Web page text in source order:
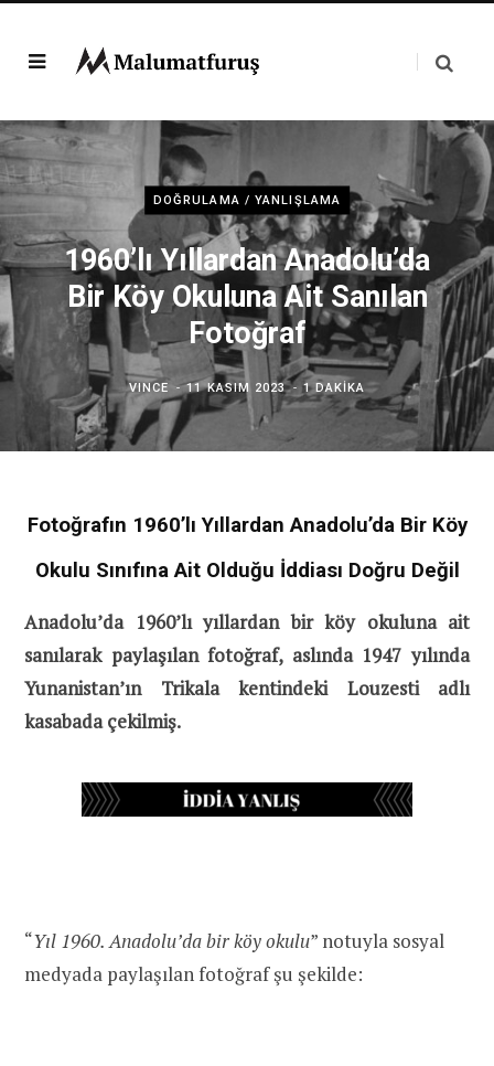
DOĞRULAMA / YANLIŞLAMA
1960’lı Yıllardan Anadolu’da
Bir Köy Okuluna Ait Sanılan
Fotoğraf
VINCE 11 KASIM 2023 1 DAKIKA
Fotoğrafın 1960’lı Yıllardan Anadolu’da Bir Köy
Okulu Sınıfına Ait Olduğu İddiası Doğru Değil
Anadolu’da 1960’lı yıllardan bir köy okuluna ait
sanılarak paylaşılan fotoğraf, aslında 1947 yılında
Yunanistan’ın Trikala kentindeki Louzesti adlı
kasabada çekilmiş.
“Yıl 1960. Anadolu’da bir köy okulu” notuyla sosyal
medyada paylaşılan fotoğraf şu şekilde: